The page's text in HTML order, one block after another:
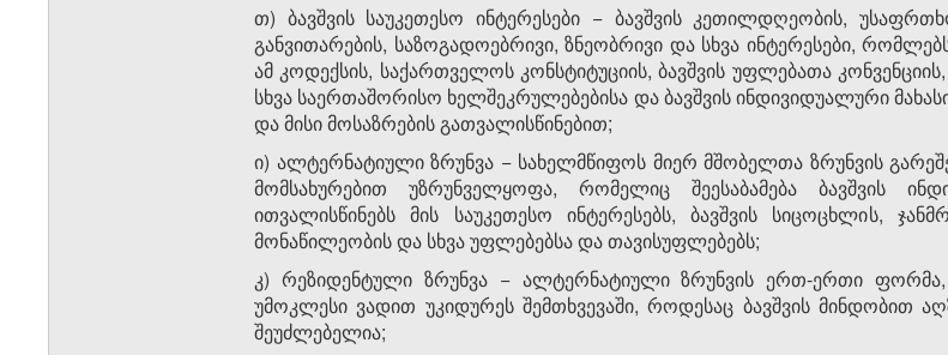
თ) ბავშვის საუკეთესო ინტერესები − ბავშვის კეთილდღეობის,
განვითარების, საზოგადოებრივი, ზნეობრივი და სხვა ინტერესები,
ამ კოდექსის, საქართველოს კონსტიტუციის, ბავშვის უფლებათა
სხვა საერთაშორისო ხელშეკრულებებისა და ბავშვის ინდივიდუალური
და მისი მოსაზრების გათვალისწინებით;
ი) ალტერნატიული ზრუნვა − სახელმწიფოს მიერ მშობელთა ზრუნვის
მომსახურებით უზრუნველყოფა, რომელიც შეესაბამება ბავშვის
ითვალისწინებს მის საუკეთესო ინტერესებს, ბავშვის სიცოცხლის,
მონაწილეობის და სხვა უფლებებსა და თავისუფლებებს;
კ) რეზიდენტული ზრუნვა − ალტერნატიული ზრუნვის ერთ-ერთი
უმოკლესი ვადით უკიდურეს შემთხვევაში, როდესაც ბავშვის მინდობით
შეუძლებელია;